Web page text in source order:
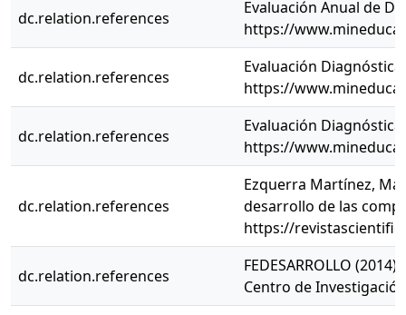
dc.relation.references
Evaluación Anual de
https://
dc.relation.references
Evaluación
https://
dc.relation.references
Evaluación
https://
dc.relation.references
Ezquerra Martínez,
desarrollo de las
https://
dc.relation.references
FEDESARROLLO
Centro de